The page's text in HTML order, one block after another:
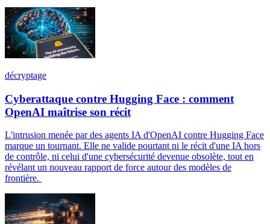
décryptage
Cyberattaque contre Hugging Face : comment
OpenAI maîtrise son récit
L'intrusion menée par des agents IA d'OpenAI contre Hugging Face
marque un tournant. Elle ne valide pourtant ni le récit d'une IA hors
de contrôle, ni celui d'une cybersécurité devenue obsolète, tout en
révélant un nouveau rapport de force autour des modèles de
frontière.